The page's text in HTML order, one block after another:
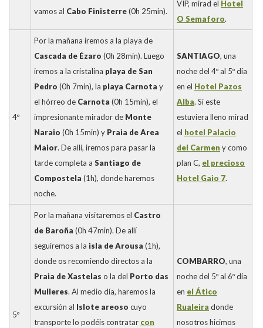
vamos al Cabo Finisterre(0h 25min).
VIP, mirad el Hotel
O Semaforo.
4º
Por la mañana iremos a la playa de
Cascada de Ézaro (0h 28min). Luego
iremos a la cristalina playa de San
Pedro (0h 7min), la playa Carnota y
el hórreo de Carnota (0h 15min), el
impresionante mirador de Monte
Naraio (0h 15min) y Praia de Area
Maior. De allí, iremos para pasar la
tarde completa a Santiago de
Compostela (1h), donde haremos
noche.
SANTIAGO, una
noche del 4º al 5º día
en el Hotel Pazos
Alba. Si este
estuviera lleno mirad
el hotel Palacio
del Carmen y como
plan C, el precioso
Hotel Gaio 7.
5º
Por la mañana visitaremos el Castro
de Baroña (0h 47min). De allí
seguiremos a la isla de Arousa (1h),
donde os recomiendo directos a la
Praia de Xastelas o la del Porto das
Mulleres. Al medio día, haremos la
excursión al Islote areoso cuyo
transporte lo podéis contratar con
COMBARRO, una
noche del 5º al 6º día
en el Ático
Rualeira donde
nosotros hicimos